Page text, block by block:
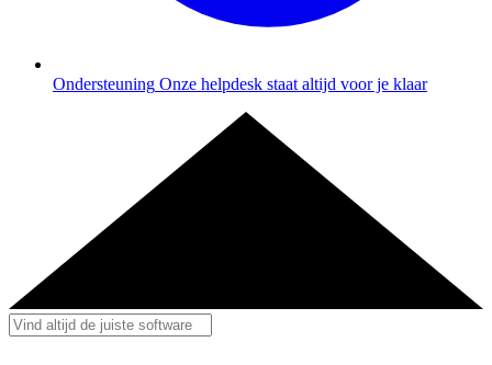
Ondersteuning Onze helpdesk staat altijd voor je klaar